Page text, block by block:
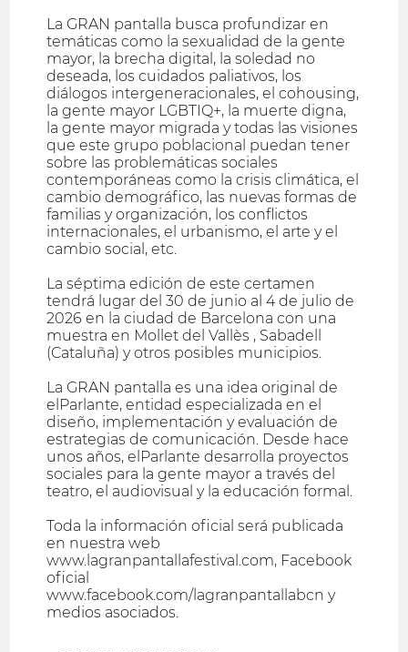
La GRAN pantalla busca profundizar en
temáticas como la sexualidad de la gente
mayor, la brecha digital, la soledad no
deseada, los cuidados paliativos, los
diálogos intergeneracionales, el cohousing,
la gente mayor LGBTIQ+, la muerte digna,
la gente mayor migrada y todas las visiones
que este grupo poblacional puedan tener
sobre las problemáticas sociales
contemporáneas como la crisis climática, el
cambio demográfico, las nuevas formas de
familias y organización, los conflictos
internacionales, el urbanismo, el arte y el
cambio social, etc.
La séptima edición de este certamen
tendrá lugar del 30 de junio al 4 de julio de
2026 en la ciudad de Barcelona con una
muestra en Mollet del Vallès , Sabadell
(Cataluña) y otros posibles municipios.
La GRAN pantalla es una idea original de
elParlante, entidad especializada en el
diseño, implementación y evaluación de
estrategias de comunicación. Desde hace
unos años, elParlante desarrolla proyectos
sociales para la gente mayor a través del
teatro, el audiovisual y la educación formal.
Toda la información oficial será publicada
en nuestra web
www.lagranpantallafestival.com, Facebook
oficial
www.facebook.com/lagranpantallabcn y
medios asociados.